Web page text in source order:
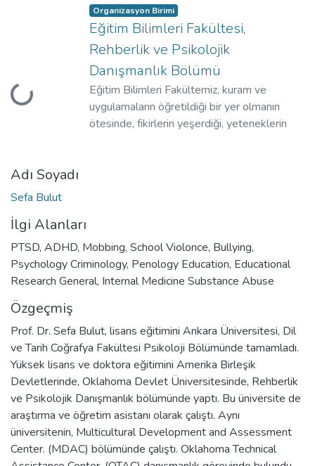
Yükleniyor...
Organizasyon Birimi
Eğitim Bilimleri Fakültesi,
Rehberlik ve Psikolojik
Danışmanlık Bölümü
Eğitim Bilimleri Fakültemiz, kuram ve
uygulamaların öğretildiği bir yer olmanın
ötesinde, fikirlerin yeşerdiği, yeteneklerin
Adı Soyadı
Sefa Bulut
İlgi Alanları
PTSD, ADHD, Mobbing, School Violonce, Bullying,
Psychology Criminology, Penology Education, Educational
Research General, Internal Medicine Substance Abuse
Özgeçmiş
Prof. Dr. Sefa Bulut, lisans eğitimini Ankara Üniversitesi, Dil
ve Tarih Coğrafya Fakültesi Psikoloji Bölümünde tamamladı.
Yüksek lisans ve doktora eğitimini Amerika Birleşik
Devletlerinde, Oklahoma Devlet Üniversitesinde, Rehberlik
ve Psikolojik Danışmanlık bölümünde yaptı. Bu üniversite de
araştırma ve öğretim asistanı olarak çalıştı. Aynı
üniversitenin, Multicultural Development and Assessment
Center. (MDAC) bölümünde çalıştı. Oklahoma Technical